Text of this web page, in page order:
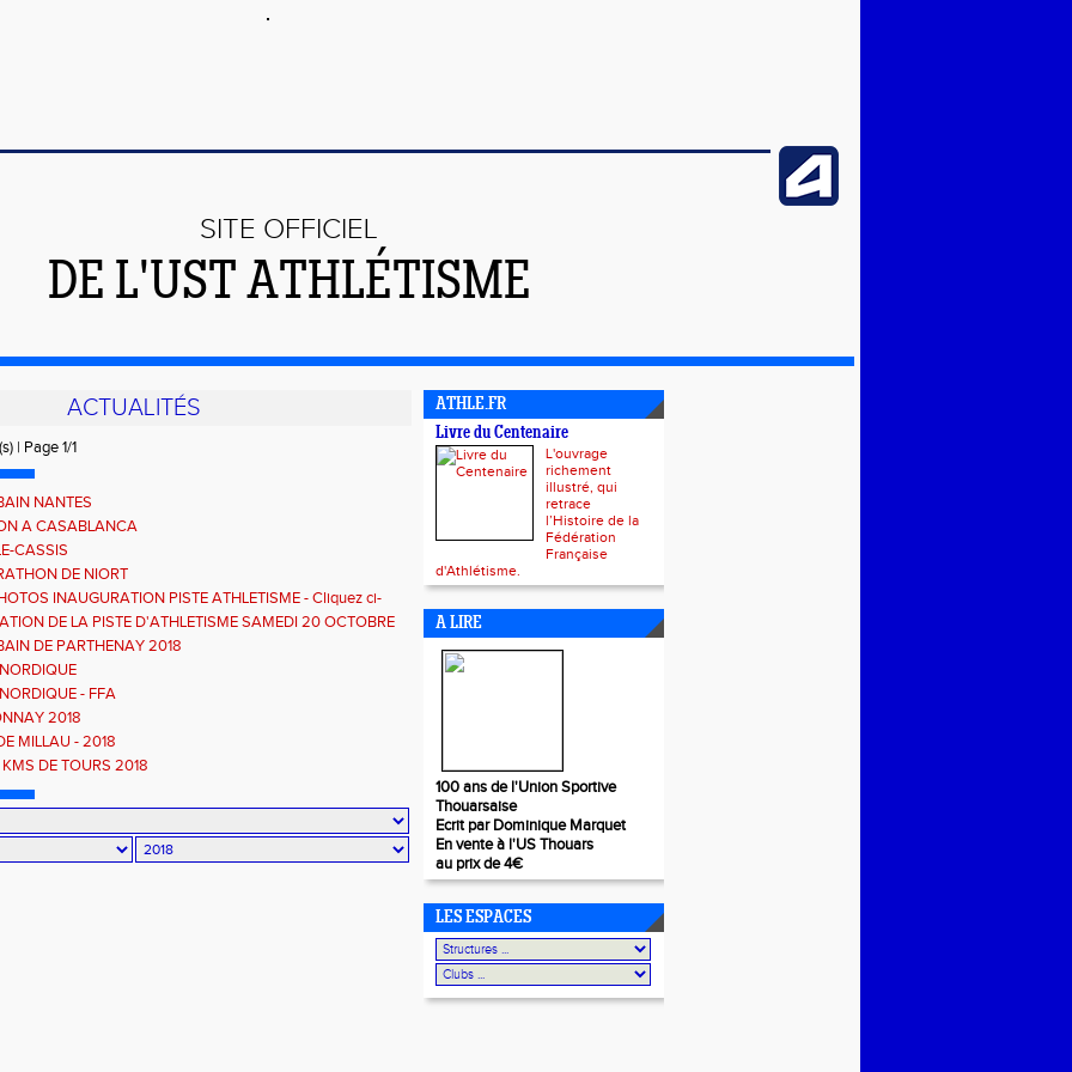
SITE OFFICIEL
DE L'UST ATHLÉTISME
ACTUALITÉS
| Page 1/1
NANTES
A CASABLANCA
CASSIS
DE NIORT
INAUGURATION PISTE ATHLETISME - Cliquez ci-
DE LA PISTE D'ATHLETISME SAMEDI 20 OCTOBRE
DE PARTHENAY 2018
- FFA
2018
MILLAU - 2018
DE TOURS 2018
ATHLE.FR
Livre du Centenaire
L'ouvrage
richement
illustré, qui
retrace
l’Histoire de la
Fédération
Française
d'Athlétisme.
A LIRE
100 ans de l'Union Sportive
Thouarsaise
Ecrit par Dominique Marquet
En vente à l'US Thouars
au prix de 4€
LES ESPACES